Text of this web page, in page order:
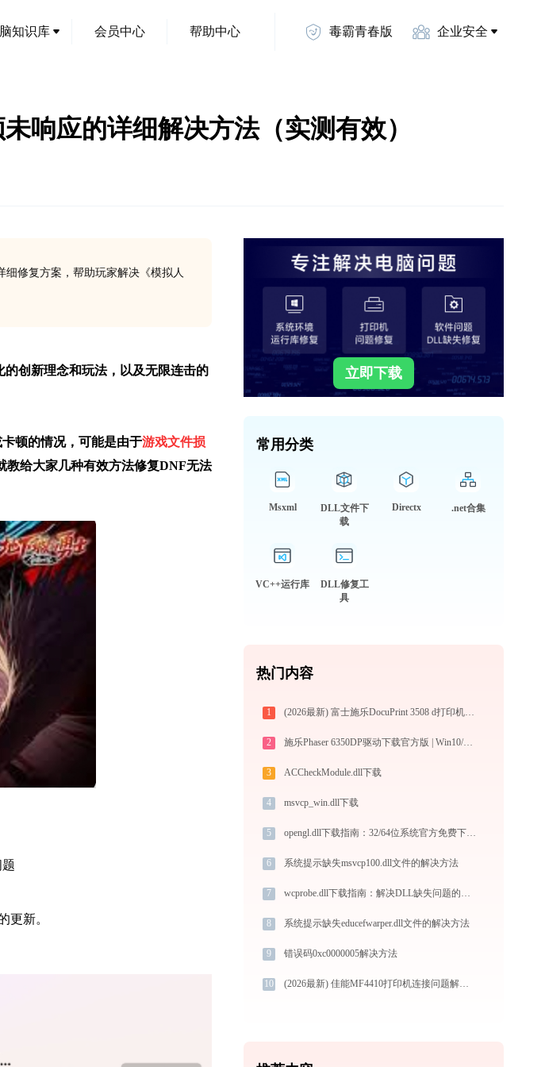
知识库 会员中心 帮助中心 毒霸青春版 企业安全
响应的详细解决方法（实测有效）
修复方案，帮助玩家解决《模拟人
的创新理念和玩法，以及无限连击的
顿的情况，可能是由于游戏文件损
教给大家几种有效方法修复DNF无法
更新。
立即下载
常用分类
Msxml
DLL文件下
载
Directx .net合集
VC++运行库
DLL修复工
具
热门内容
1 (2026最新) 富士施乐DocuPrint 3508 d打印机连接问题解决方法 - 金山毒霸
2 施乐Phaser 6350DP驱动下载官方版 | Win10/Win11兼容
3 ACCheckModule.dll下载
4 msvcp_win.dll下载
5 opengl.dll下载指南：32/64位系统官方免费下载与修复教程
6 系统提示缺失msvcp100.dll文件的解决方法
7 wcprobe.dll下载指南：解决DLL缺失问题的完整方案（适用于Win7/10/11）
8 系统提示缺失educefwarper.dll文件的解决方法
9 错误码0xc0000005解决方法
10 (2026最新) 佳能MF4410打印机连接问题解决方法 - 金山毒霸